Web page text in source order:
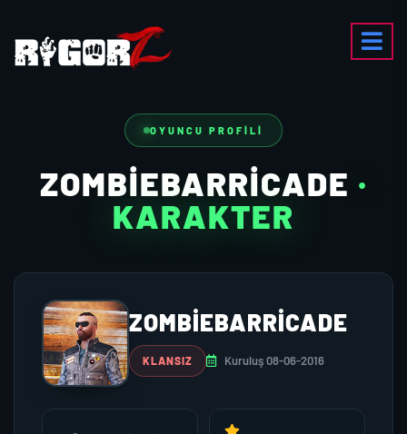
OYUNCU PROFILI
ZOMBIEBARRICADE ·
KARAKTER
ZOMBIEBARRICADE
KLANSIZ Kuruluş 08-06-2016